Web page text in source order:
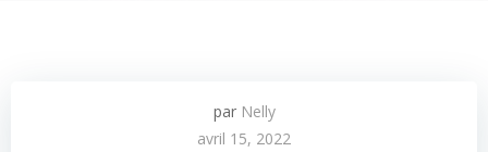
par Nelly
avril 15, 2022